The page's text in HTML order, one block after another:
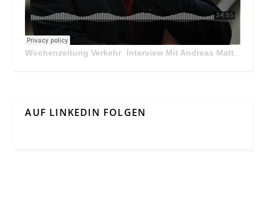
Wochenzeitung Verkehr · Interview Mit Andreas Matthä, CEO der ÖBB Holding
AUF LINKEDIN FOLGEN